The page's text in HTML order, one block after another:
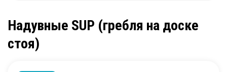
Надувные SUP (гребля на доске
стоя)